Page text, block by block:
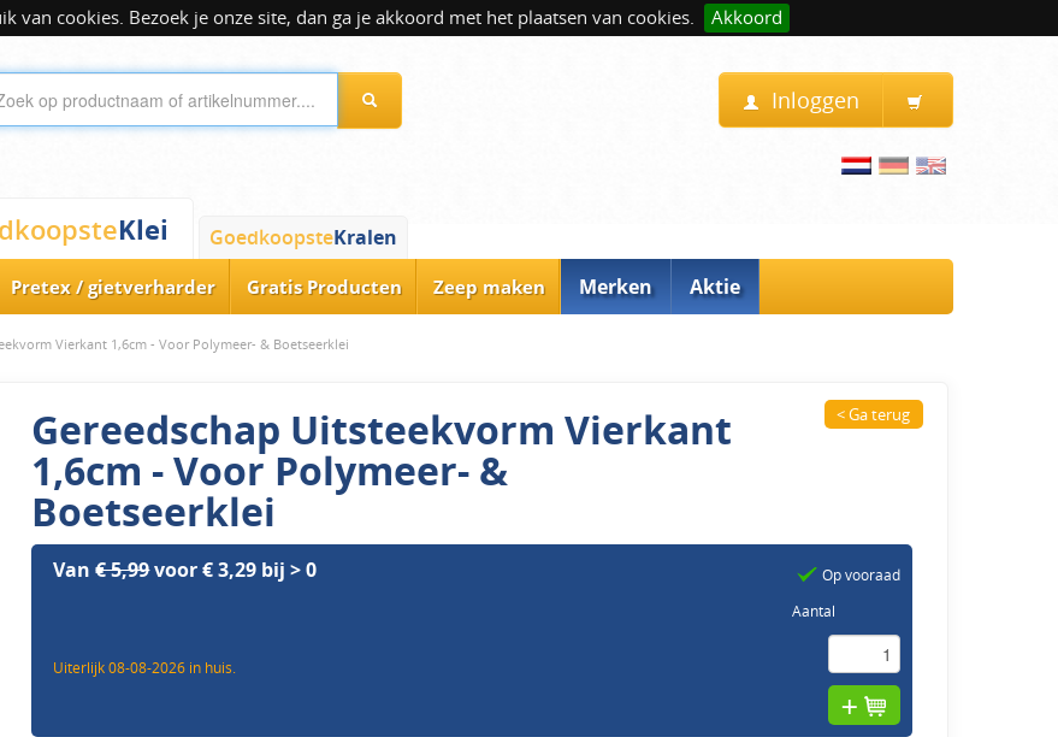
van cookies. Bezoek je onze site, dan ga je akkoord met het plaatsen van cookies. Akkoord
Inloggen
Klei GoedkoopsteKralen
Pretex / gietverharder Gratis Producten Zeep maken Merken Aktie
Vierkant 1,6cm - Voor Polymeer- & Boetseerklei
Gereedschap Uitsteekvorm Vierkant
1,6cm - Voor Polymeer- &
Boetseerklei
< Ga terug
Van€ 5,99voor € 3,29 bij > 0
Uiterlijk 08-08-2026 in huis.
Op vooraad
Aantal